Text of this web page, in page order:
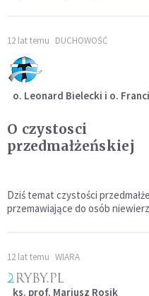
12 lat temu DUCHOWOŚĆ
o. Leonard Bielecki i o.
O czystosci
przedmałżeńskiej
Dziś temat czystości
przemawiające do osób
12 lat temu WIARA
ks. prof. Mariusz Rosik